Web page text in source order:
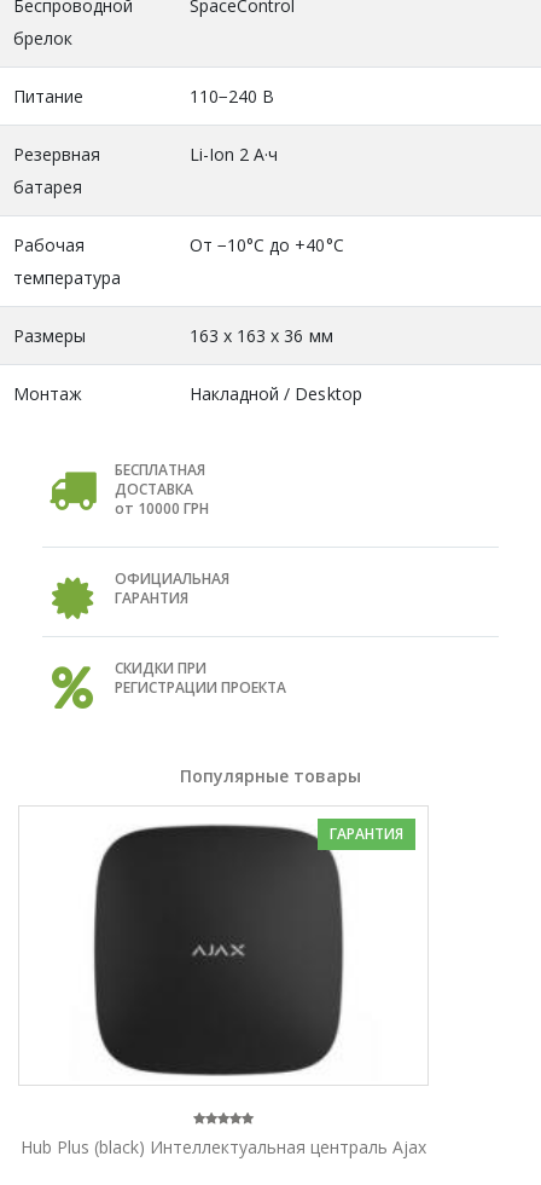
Беспроводной
брелок
SpaceControl
Питание 110−240 В
Резервная
батарея
Li-Ion 2 А·ч
Рабочая
температура
От −10°С до +40°С
Размеры 163 х 163 х 36 мм
Монтаж Накладной / Desktop
БЕСПЛАТНАЯ
ДОСТАВКА
от 10000 ГРН
ОФИЦИАЛЬНАЯ
ГАРАНТИЯ
СКИДКИ ПРИ
РЕГИСТРАЦИИ ПРОЕКТА
Популярные товары
ГАРАНТИЯ
Hub Plus (black) Интеллектуальная централь Ajax